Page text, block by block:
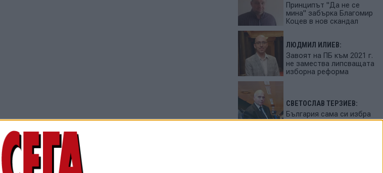
Принципът "Да не се
мина" забърка Благомир
Коцев в нов скандал
ЛЮДМИЛ ИЛИЕВ:
Завоят на ПБ към 2021 г.
не замества липсващата
изборна реформа
СВЕТОСЛАВ ТЕРЗИЕВ:
България сама си избра
вредител